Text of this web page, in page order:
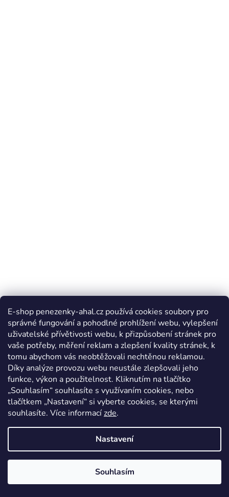
E-shop penezenky-ahal.cz používá cookies soubory pro
správné fungování a pohodlné prohlížení webu, vylepšení
uživatelské přívětivosti webu, k přizpůsobení stránek pro
vaše potřeby, měření reklam a zlepšení kvality stránek, k
tomu abychom vás neobtěžovali nechtěnou reklamou.
Díky analýze provozu webu neustále zlepšovali jeho
funkce, výkon a použitelnost. Kliknutím na tlačítko
„Souhlasím“ souhlasíte s využívaním cookies, nebo
tlačítkem „Nastavení“ si vyberte cookies, se kterými
souhlasíte. Více informacízde.
Nastavení
Souhlasím